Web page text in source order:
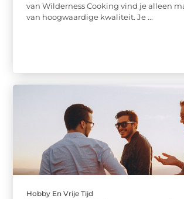
van Wilderness Cooking vind je alleen
van hoogwaardige kwaliteit. Je ...
Hobby En Vrije Tijd